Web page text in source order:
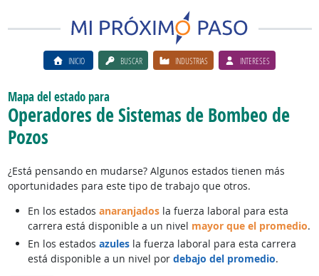
INICIO BUSCAR INDUSTRIAS INTERESES
Mapa del estado para
Operadores de Sistemas de Bombeo de
Pozos
¿Está pensando en mudarse? Algunos estados tienen más
oportunidades para este tipo de trabajo que otros.
En los estados anaranjadosla fuerza laboral para esta
carrera está disponible a un nivel mayor que el promedio.
En los estados azulesla fuerza laboral para esta carrera
está disponible a un nivel por debajo del promedio.